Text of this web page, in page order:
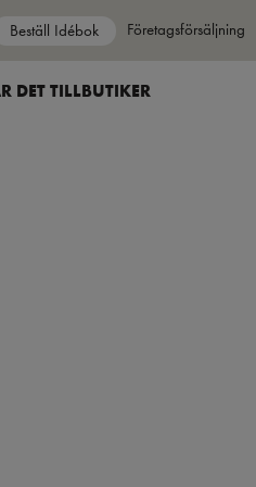
Beställ Idébok Show submenu for
Företagsförsäljning
DET TILLBUTIKER